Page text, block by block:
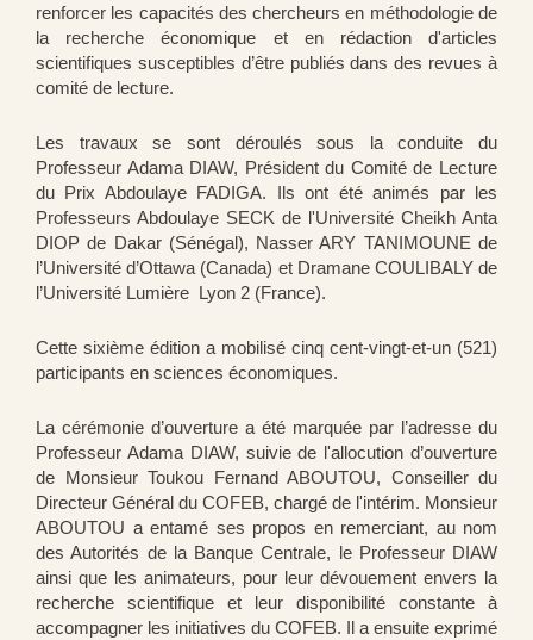
renforcer les capacités des chercheurs en méthodologie de
la recherche économique et en rédaction d'articles
scientifiques susceptibles d’être publiés dans des revues à
comité de lecture.
Les travaux se sont déroulés sous la conduite du
Professeur Adama DIAW, Président du Comité de Lecture
du Prix Abdoulaye FADIGA. Ils ont été animés par les
Professeurs Abdoulaye SECK de l'Université Cheikh Anta
DIOP de Dakar (Sénégal), Nasser ARY TANIMOUNE de
l’Université d’Ottawa (Canada) et Dramane COULIBALY de
l’Université Lumière Lyon 2 (France).
Cette sixième édition a mobilisé cinq cent-vingt-et-un (521)
participants en sciences économiques.
La cérémonie d’ouverture a été marquée par l’adresse du
Professeur Adama DIAW, suivie de l'allocution d’ouverture
de Monsieur Toukou Fernand ABOUTOU, Conseiller du
Directeur Général du COFEB, chargé de l'intérim. Monsieur
ABOUTOU a entamé ses propos en remerciant, au nom
des Autorités de la Banque Centrale, le Professeur DIAW
ainsi que les animateurs, pour leur dévouement envers la
recherche scientifique et leur disponibilité constante à
accompagner les initiatives du COFEB. Il a ensuite exprimé